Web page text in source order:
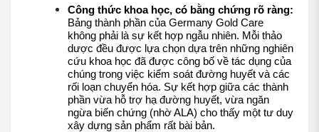
Công thức khoa học, có bằng chứng rõ ràng:
Bảng thành phần của Germany Gold Care
không phải là sự kết hợp ngẫu nhiên. Mỗi thảo
dược đều được lựa chọn dựa trên những nghiên
cứu khoa học đã được công bố về tác dụng của
chúng trong việc kiểm soát đường huyết và các
rối loạn chuyển hóa. Sự kết hợp giữa các thành
phần vừa hỗ trợ hạ đường huyết, vừa ngăn
ngừa biến chứng (nhờ ALA) cho thấy một tư duy
xây dựng sản phẩm rất bài bản.